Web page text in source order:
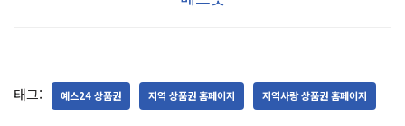
태그: 예스24 상품권 지역 상품권 홈페이지 지역사랑 상품권 홈페이지